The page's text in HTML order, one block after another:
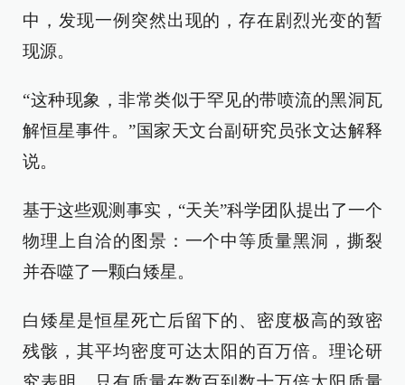
中，发现一例突然出现的，存在剧烈光变的暂
现源。
“这种现象，非常类似于罕见的带喷流的黑洞瓦
解恒星事件。”国家天文台副研究员张文达解释
说。
基于这些观测事实，“天关”科学团队提出了一个
物理上自洽的图景：一个中等质量黑洞，撕裂
并吞噬了一颗白矮星。
白矮星是恒星死亡后留下的、密度极高的致密
残骸，其平均密度可达太阳的百万倍。理论研